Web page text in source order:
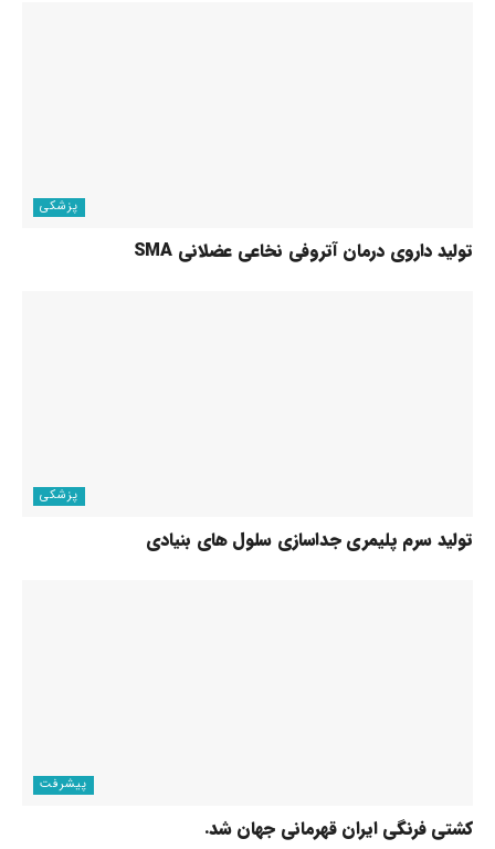
پزشکی
تولید داروی درمان آتروفی نخاعی عضلانی SMA
پزشکی
تولید سرم پلیمری جداسازی سلول های بنیادی
پیشرفت
کشتی فرنگی ایران قهرمانی جهان شد.